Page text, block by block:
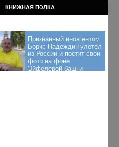
КНИЖНАЯ ПОЛКА
Признанный иноагентом
Борис Надеждин улетел
из России и постит свои
фото на фоне
Эйфелевой башни